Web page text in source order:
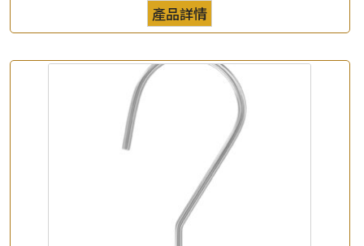
查詢以下產品
產品詳情